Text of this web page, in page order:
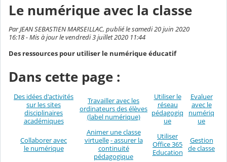
Le numérique avec la classe
Par JEAN SEBASTIEN MARSEILLAC, publié le samedi 20 juin 2020
16:18 - Mis à jour le vendredi 3 juillet 2020 11:44
Des ressources pour utiliser le numérique éducatif
Dans cette page :
Des idées d'activités
sur les sites
disciplinaires
académiques
Travailler avec les
ordinateurs des élèves
(label numérique)
Utiliser le
réseau
pédagogiq
ue
Evaluer
avec le
numériq
ue
Collaborer avec
le numérique
Animer une classe
virtuelle- assurer la
continuité
pédagogique
Utiliser
Office 365
Education
Gestion
de classe